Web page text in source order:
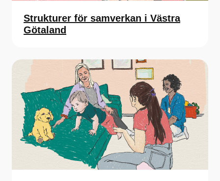
Strukturer för samverkan i Västra
Götaland